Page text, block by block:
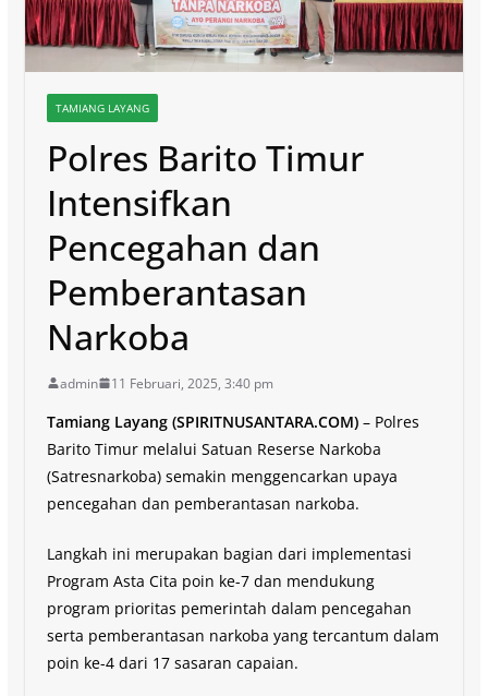
TAMIANG LAYANG
Polres Barito Timur
Intensifkan
Pencegahan dan
Pemberantasan
Narkoba
admin 11 Februari, 2025, 3:40 pm
Tamiang Layang (SPIRITNUSANTARA.COM)– Polres
Barito Timur melalui Satuan Reserse Narkoba
(Satresnarkoba) semakin menggencarkan upaya
pencegahan dan pemberantasan narkoba.
Langkah ini merupakan bagian dari implementasi
Program Asta Cita poin ke-7 dan mendukung
program prioritas pemerintah dalam pencegahan
serta pemberantasan narkoba yang tercantum dalam
poin ke-4 dari 17 sasaran capaian.